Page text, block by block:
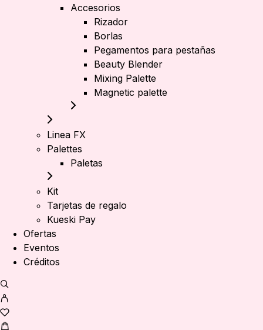
Accesorios
Rizador
Borlas
Pegamentos para pestañas
Beauty Blender
Mixing Palette
Magnetic palette
Linea FX
Palettes
Paletas
Kit
Tarjetas de regalo
Kueski Pay
Ofertas
Eventos
Créditos